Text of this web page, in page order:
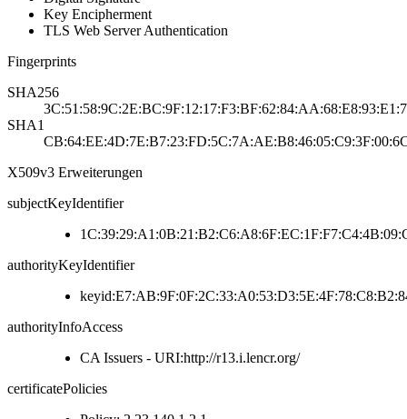
Key Encipherment
TLS Web Server Authentication
Fingerprints
SHA256
SHA1
X509v3 Erweiterungen
subjectKeyIdentifier
authorityKeyIdentifier
authorityInfoAccess
CA Issuers - URI:http://r13.i.lencr.org/
certificatePolicies